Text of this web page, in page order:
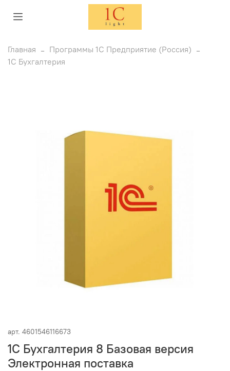
Главная
Программы 1С Предприятие (Россия)
1С Бухгалтерия
арт. 4601546116673
1С Бухгалтерия 8 Базовая версия
Электронная поставка